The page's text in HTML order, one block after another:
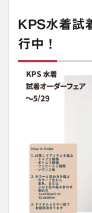
KPS水着試
行中！